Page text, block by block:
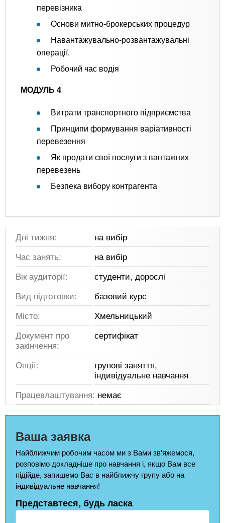
перевізника
Основи митно-брокерських процедур
Навантажувально-розвантажувальні
операції.
Робочий час водія
МОДУЛЬ 4
Витрати транспортного підприємства
Принципи формування варіативності
перевезення
Як продати свої послуги з вантажних
перевезень
Безпека вибору контрагента
Дні тижня:
на вибір
Час занять:
на вибір
Вік аудиторії:
студенти, дорослі
Вид підготовки:
базовий курс
Місто:
Хмельницький
Документ про
закінчення:
сертифікат
Опції:
групові заняття,
індивідуальне навчання
Працевлаштування: немає
Ваша заявка
Найближчим робочим часом ми з Вами зв'яжемося,
розповімо докладніше про навчання і, якщо Вам все
підійде, запишемо Вас в найближчу групу або на
індивідуальне навчання!
Представтеся, будь ласка